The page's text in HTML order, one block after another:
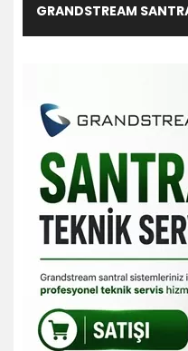
GRANDSTREAM